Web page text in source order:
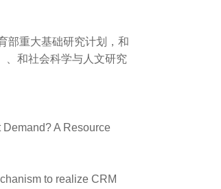
部重大基础研究计划，和
、和社会科学与人文研究
A Resource
to realize CRM